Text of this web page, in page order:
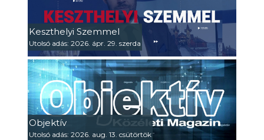
Keszthelyi Szemmel
Utolsó adás: 2026. ápr. 29. szerda
Objektív
Utolsó adás: 2026. aug. 13. csütörtök